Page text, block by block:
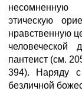
несомненную
этическую
нравственную
человеческой
пантеист (см.
394). Наряду
безличной